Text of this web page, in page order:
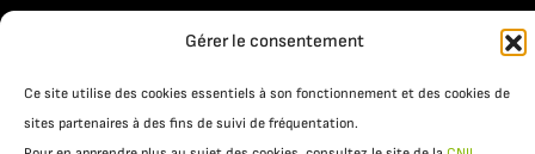
Gérer le consentement
Ce site utilise des cookies essentiels à son fonctionnement et des cookies de
sites partenaires à des fins de suivi de fréquentation.